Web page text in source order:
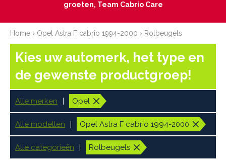
groeten, Team Cabrio Care
Home › Opel Astra F cabrio 1994-2000 › Rolbeugels
Kies uw automerk, het type en
de gewenste productgroep!
Alle merken Opel
Alle modellen Opel Astra F cabrio 1994-2000
Alle categorieën Rolbeugels